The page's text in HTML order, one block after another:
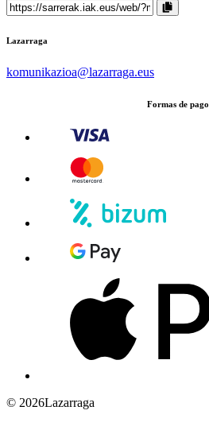
Lazarraga
komunikazioa@lazarraga.eus
Formas de pago
© 2026Lazarraga